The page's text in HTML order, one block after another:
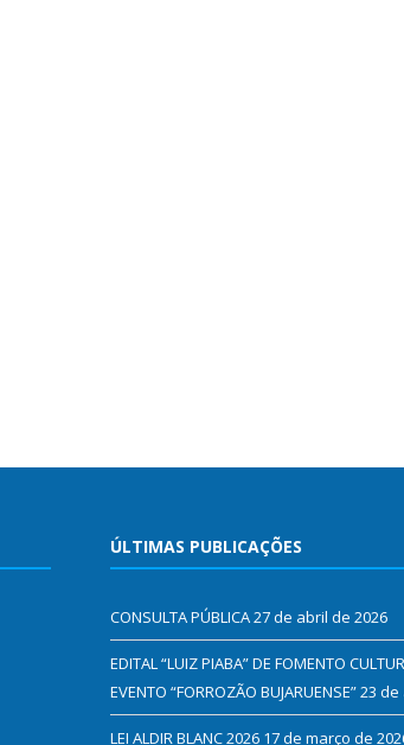
ÚLTIMAS PUBLICAÇÕES
CONSULTA PÚBLICA27 de abril de 2026
EDITAL “LUIZ PIABA” DE FOMENTO
EVENTO “FORROZÃO BUJARUENSE”23 de
LEI ALDIR BLANC 2026 17 de março de